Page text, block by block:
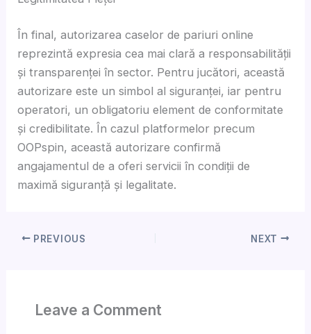
În final,autorizarea caselor de pariuri online
reprezintă expresia cea mai clară a responsabilității
și transparenței în sector. Pentru jucători, această
autorizare este un simbol al siguranței, iar pentru
operatori, un obligatoriu element de conformitate
și credibilitate. În cazul platformelor precum
OOPspin, această autorizare confirmă
angajamentul de a oferi servicii în condiții de
maximă siguranță și legalitate.
PREVIOUS NEXT
Leave a Comment